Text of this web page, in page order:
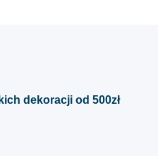
można
dekoracji od 500zł